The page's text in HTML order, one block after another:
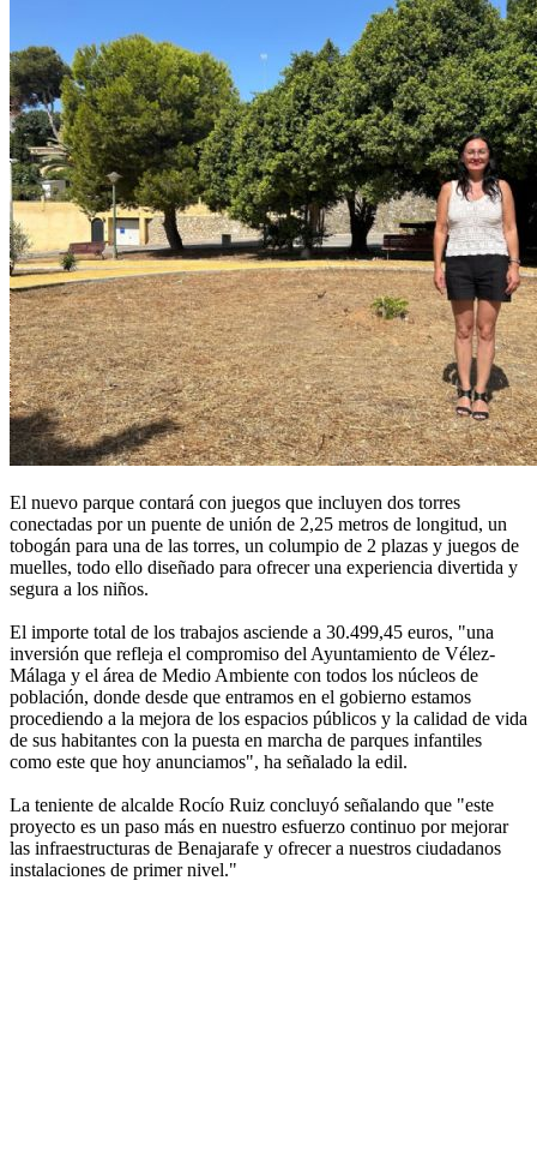
El nuevo parque contará con juegos que incluyen dos torres
conectadas por un puente de unión de 2,25 metros de longitud, un
tobogán para una de las torres, un columpio de 2 plazas y juegos de
muelles, todo ello diseñado para ofrecer una experiencia divertida y
segura a los niños.
El importe total de los trabajos asciende a 30.499,45 euros, "una
inversión que refleja el compromiso del Ayuntamiento de Vélez-
Málaga y el área de Medio Ambiente con todos los núcleos de
población, donde desde que entramos en el gobierno estamos
procediendo a la mejora de los espacios públicos y la calidad de vida
de sus habitantes con la puesta en marcha de parques infantiles
como este que hoy anunciamos", ha señalado la edil.
La teniente de alcalde Rocío Ruiz concluyó señalando que "este
proyecto es un paso más en nuestro esfuerzo continuo por mejorar
las infraestructuras de Benajarafe y ofrecer a nuestros ciudadanos
instalaciones de primer nivel."